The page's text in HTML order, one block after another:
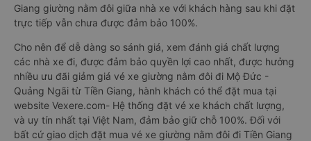
Giang giường nằm đôi giữa nhà xe với khách hàng sau khi đặt
trực tiếp vẫn chưa được đảm bảo 100%.
Cho nên để dễ dàng so sánh giá, xem đánh giá chất lượng
các nhà xe đi, được đảm bảo quyền lợi cao nhất, được hưởng
nhiều ưu đãi giảm giá vé xe giường nằm đôi đi Mộ Đức -
Quảng Ngãi từ Tiền Giang, hành khách có thể đặt mua tại
website Vexere.com- Hệ thống đặt vé xe khách chất lượng,
và uy tín nhất tại Việt Nam, đảm bảo giữ chỗ 100%. Đối với
bất cứ giao dịch đặt mua vé xe giường nằm đôi đi Tiền Giang